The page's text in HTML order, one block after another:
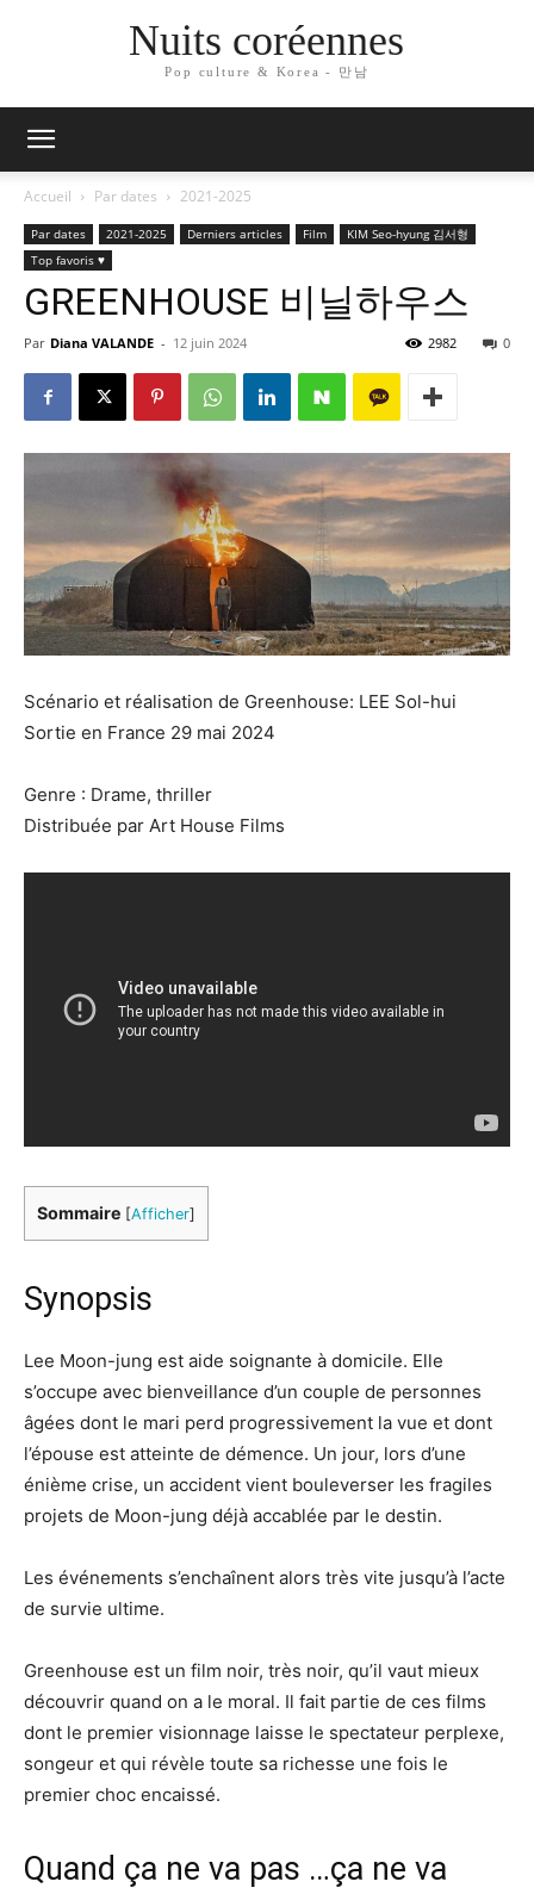
Nuits coréennes
Pop culture & Korea - 만남
Accueil Par dates 2021-2025
Par dates 2021-2025 Derniers articles Film
KIM Seo-hyung 김서형
Top favoris ♥
GREENHOUSE 비닐하우스
Par Diana VALANDE - 12 juin 2024 0
2982
Scénario et réalisation de Greenhouse: LEE Sol-hui
Sortie en France 29 mai 2024
Genre : Drame, thriller
Distribuée par Art House Films
Sommaire [Afficher]
Synopsis
Lee Moon-jung est aide soignante à domicile. Elle
s’occupe avec bienveillance d’un couple de personnes
âgées dont le mari perd progressivement la vue et dont
l’épouse est atteinte de démence. Un jour, lors d’une
énième crise, un accident vient bouleverser les fragiles
projets de Moon-jung déjà accablée par le destin.
Les événements s’enchaînent alors très vite jusqu’à l’acte
de survie ultime.
Greenhouse est un film noir, très noir, qu’il vaut mieux
découvrir quand on a le moral. Il fait partie de ces films
dont le premier visionnage laisse le spectateur perplexe,
songeur et qui révèle toute sa richesse une fois le
premier choc encaissé.
Quand ça ne va pas …ça ne va